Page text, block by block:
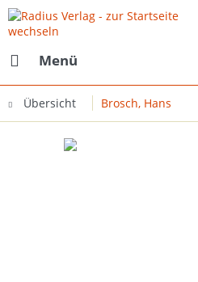
Menü
Übersicht Brosch, Hans